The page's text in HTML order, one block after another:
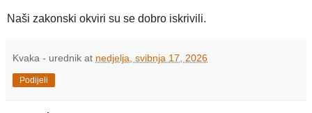
Naši zakonski okviri su se dobro iskrivili.
Kvaka - urednik at nedjelja, svibnja 17, 2026
Podijeli